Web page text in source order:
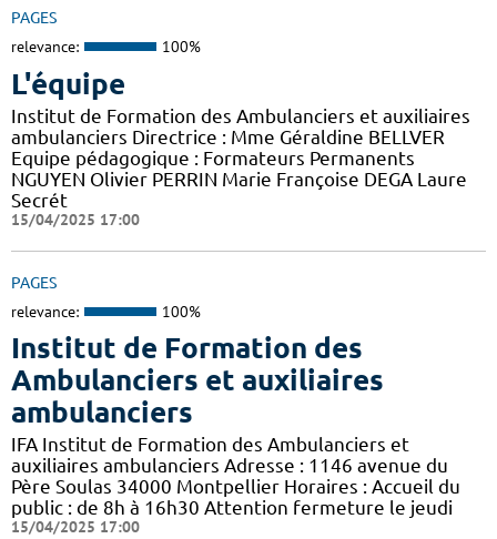
PAGES
relevance: 100%
L'équipe
Institut de Formation des Ambulanciers et auxiliaires
ambulanciers Directrice : Mme Géraldine BELLVER
Equipe pédagogique : Formateurs Permanents
NGUYEN Olivier PERRIN Marie Françoise DEGA Laure
Secrét
15/04/2025 17:00
PAGES
relevance: 100%
Institut de Formation des
Ambulanciers et auxiliaires
ambulanciers
IFA Institut de Formation des Ambulanciers et
auxiliaires ambulanciers Adresse : 1146 avenue du
Père Soulas 34000 Montpellier Horaires : Accueil du
public : de 8h à 16h30 Attention fermeture le jeudi
15/04/2025 17:00